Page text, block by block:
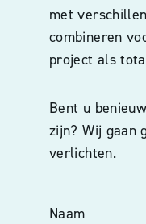
met
combineren
project als
Bent u
zijn? Wij gaan
verlichten.
Naam